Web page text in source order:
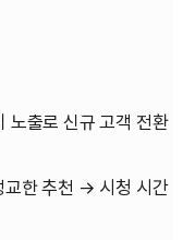
출로 신규 고객 전환
한 추천 → 시청 시간